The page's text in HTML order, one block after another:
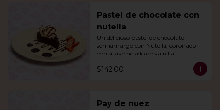
Pastel de chocolate con
nutella
Un delicioso pastel de chocolate
semiamargo con Nutella, coronado
con suave helado de vainilla.
$142.00
Pay de nuez